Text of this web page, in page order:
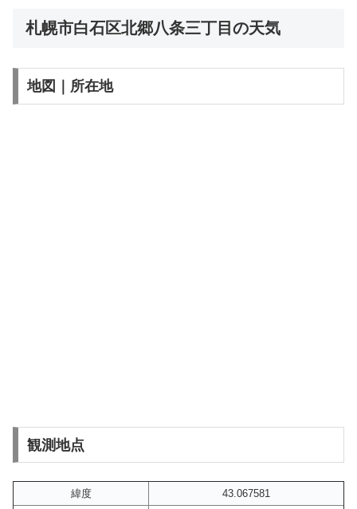
札幌市白石区北郷八条三丁目の天気
地図｜所在地
観測地点
緯度 43.067581